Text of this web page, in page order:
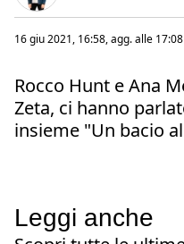
16 giu 2021, 16:58, agg. alle 17:08
Rocco Hunt e Ana
Zeta, ci hanno
insieme "Un bacio
Leggi anche